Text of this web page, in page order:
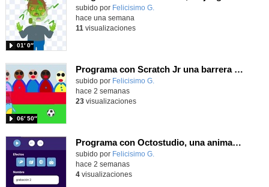
Contenido educativo.
subido por Felicisimo G.
01′ 0″
hace una semana
11 visualizaciones
Programa con Scratch Jr una barrera que se desplaza para dar sensación de movimiento
Contenido educativo.
subido por Felicisimo G.
06′ 50″
hace 2 semanas
23visualizaciones
Programa con Octostudio, una animación utilizando la cámara para una foto y audio y texto para comunicar.
Contenido educativo.
subido por Felicisimo G.
hace 2 semanas
4visualizaciones